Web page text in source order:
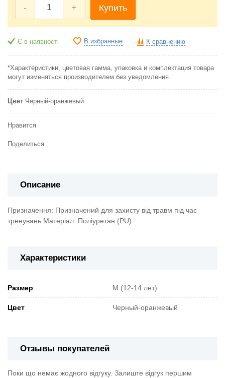
- + Купить
Є в наявності В избранные К сравнению
*Характеристики, цветовая гамма, упаковка и комплектация товара
могут изменяться производителем без уведомления.
Цвет Черный-оранжевый
Нравится
Поделиться
Описание
Призначення: Призначений для захисту від травм під час
тренувань.Матеріал: Поліуретан (PU)
Характеристики
Pазмер M (12-14 лет)
Цвет Черный-оранжевый
Отзывы покупателей
Поки що немає жодного відгуку. Залиште відгук першим